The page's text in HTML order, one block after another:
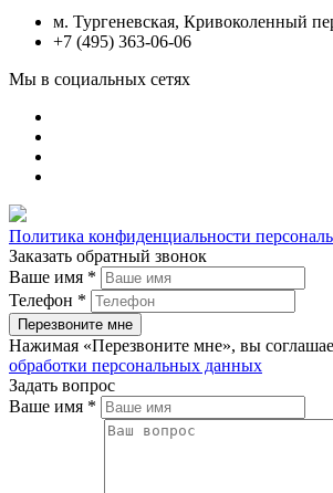
м. Тургеневская, Кривоколенный
+7 (495) 363-06-06
Мы в социальных сетях
Политика конфиденциальности
Заказать обратный звонок
Ваше имя *
Телефон *
Нажимая «Перезвоните мне», вы
обработки персональных данных
Задать вопрос
Ваше имя *